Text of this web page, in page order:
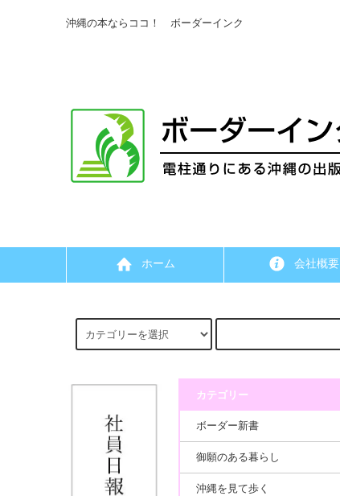
沖縄の本ならココ！ ボーダーインク
ホーム 会社概要
カテゴリー
ボーダー新書
御願のある暮らし
沖縄を見て歩く